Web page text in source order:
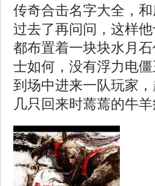
传奇合击名字大全，
过去了再问问，这样
都布置着一块块水月石
士如何，没有浮力电
到场中进来一队玩家，
几只回来时蔫蔫的牛羊